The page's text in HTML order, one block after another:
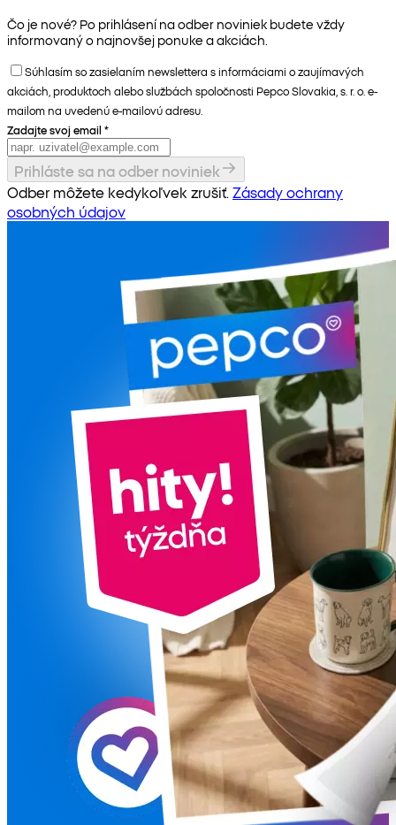
Čo je nové? Po prihlásení na odber noviniek budete vždy
informovaný o najnovšej ponuke a akciách.
Súhlasím so zasielaním newslettera s informáciami o zaujímavých
akciách, produktoch alebo službách spoločnosti Pepco Slovakia, s. r. o. e-
mailom na uvedenú e-mailovú adresu.
Zadajte svoj email *
Prihláste sa na odber noviniek
Odber môžete kedykoľvek zrušiť. Zásady ochrany
osobných údajov